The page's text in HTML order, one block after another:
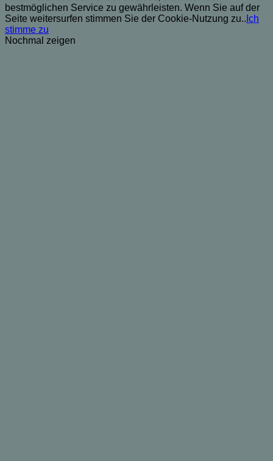
bestmöglichen Service zu gewährleisten. Wenn Sie auf der
Seite weitersurfen stimmen Sie der Cookie-Nutzung zu.. Ich
stimme zu
Nochmal zeigen